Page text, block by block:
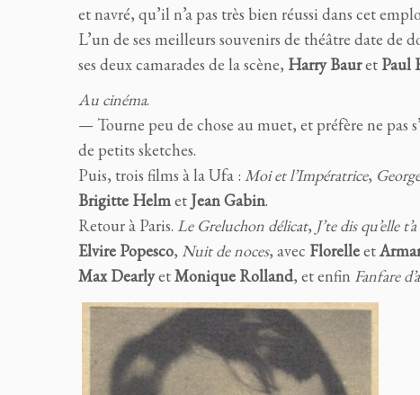
et navré, qu’il n’a pas très bien réussi dans cet
L’un de ses meilleurs souvenirs de théâtre date de
ses deux camarades de la scène, Harry Bauret Paul
Au cinéma.
— Tourne peu de chose au muet, et préfère ne pas
de petits sketches.
Puis, trois films à la Ufa : Moi et l’Impératrice,
Brigitte Helmet Jean Gabin.
Retour à Paris. Le Greluchon délicat, J’te dis qu’elle
Elvire Popesco, Nuit de noces, avec Florelleet
Max DearlyetMonique Rolland, et enfin Fanfare